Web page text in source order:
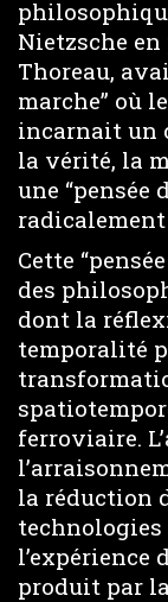
Nietzsche en
Thoreau,
marche” où
incarnait un
la vérité, la
une “pensée
radicalement
Cette
des
dont la
temporalité
ferroviaire.
la réduction
technologies
l’expérience
produit par